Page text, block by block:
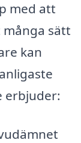
med att
sätt
kan
erbjuder: